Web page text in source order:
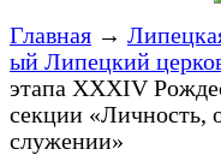
Главная →
ый Липецкий
этапа XXXIV
секции «Личность,
служении»